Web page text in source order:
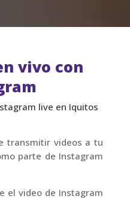
vivo con
live en Iquitos
transmitir videos a tu
parte de Instagram
el video de Instagram